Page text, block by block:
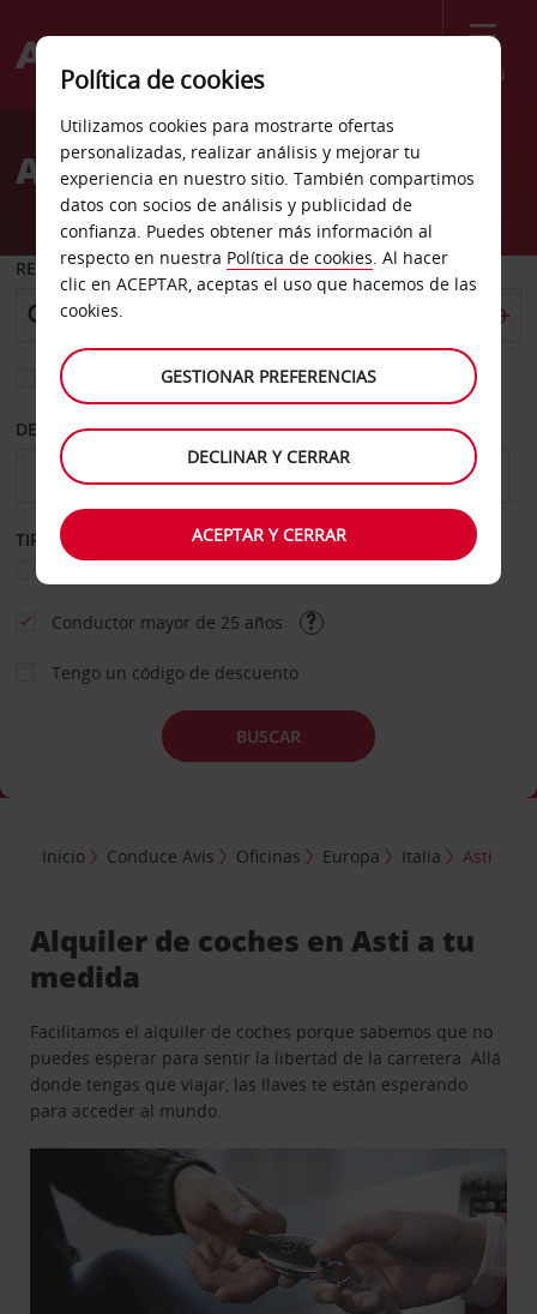
Menú
Welcome
AvisAlquiler de coches Asti
RECOGER EN
Elegir otra oficina de devolución
DESDE HASTA
TIPO DE ALQUILER
Conductor mayor de 25 años
Tengo un código de descuento
BUSCAR
Inicio Conduce Avis Oficinas Europa Italia Asti
Alquiler de coches en Asti a tu
medida
Facilitamos el alquiler de coches porque sabemos que no
puedes esperar para sentir la libertad de la carretera. Allá
donde tengas que viajar, las llaves te están esperando
para acceder al mundo.
Política de cookies
Utilizamos cookies para mostrarte ofertas
personalizadas, realizar análisis y mejorar tu
experiencia en nuestro sitio. También compartimos
datos con socios de análisis y publicidad de
confianza. Puedes obtener más información al
respecto en nuestra Política de cookies. Al hacer
clic en ACEPTAR, aceptas el uso que hacemos de las
cookies.
GESTIONAR PREFERENCIAS
DECLINAR Y CERRAR
ACEPTAR Y CERRAR